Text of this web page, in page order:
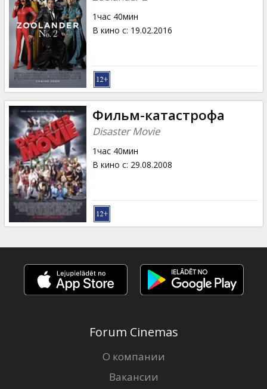
Кинозакуски
B2B
Клуб
1час 40мин
В кино с: 19.02.2016
Фильм-катастрофа
Disaster Movie
1час 40мин
В кино с: 29.08.2008
Forum Cinemas
О компании
Вакансии